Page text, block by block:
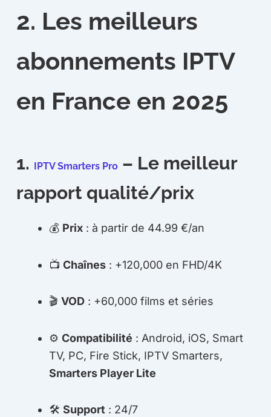
2. Les meilleurs
abonnements IPTV
en France en 2025
1. IPTV Smarters Pro – Le meilleur
rapport qualité/prix
💰 Prix : à partir de 44.99 €/an
📺Chaînes : +120,000 en FHD/4K
🎬VOD : +60,000 films et séries
⚙️Compatibilité : Android, iOS, Smart
TV, PC, Fire Stick, IPTV Smarters,
Smarters Player Lite
🛠Support : 24/7